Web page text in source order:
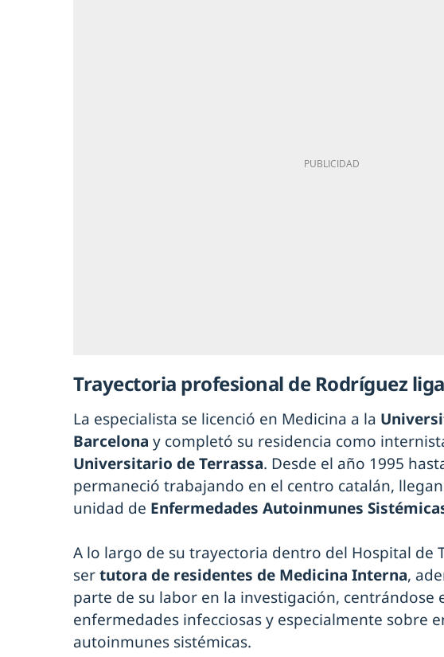
Trayectoria profesional de Rodríguez
La especialista se licenció en Medicina a la
Barcelona y completó su residencia como
Universitario de Terrassa. Desde el año 1995
permaneció trabajando en el centro catalán,
unidad de Enfermedades Autoinmunes
A lo largo de su trayectoria dentro del Hospital de
sertutora de residentes de Medicina Interna,
parte de su labor en la investigación, centrándose
enfermedades infecciosas y especialmente sobre
autoinmunes sistémicas.